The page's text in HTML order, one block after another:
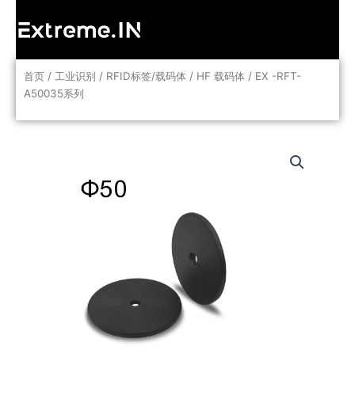
首页 / 工业识别 / RFID标签/载码体 / HF 载码体 / EX -RFT-
A50035系列